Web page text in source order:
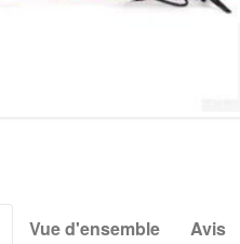
Vue d'ensemble Avis